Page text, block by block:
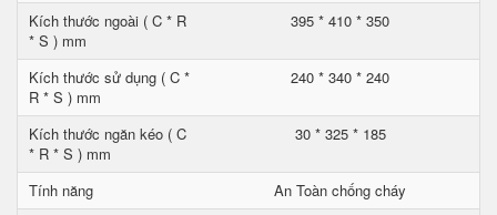
Kích thước ngoài ( C * R
* S ) mm
395 * 410 * 350
Kích thước sử dụng ( C *
R * S ) mm
240 * 340 * 240
Kích thước ngăn kéo ( C
* R * S ) mm
30 * 325 * 185
Tính năng
An Toàn chống cháy